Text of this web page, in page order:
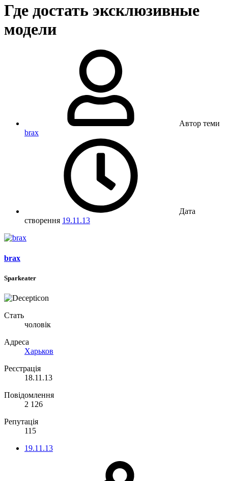
Где достать эксклюзивные
модели
Автор теми
brax
Дата
створення 19.11.13
brax
Sparkeater
Стать
чоловік
Адреса
Харьков
Реєстрація
18.11.13
Повідомлення
2 126
Репутація
115
19.11.13